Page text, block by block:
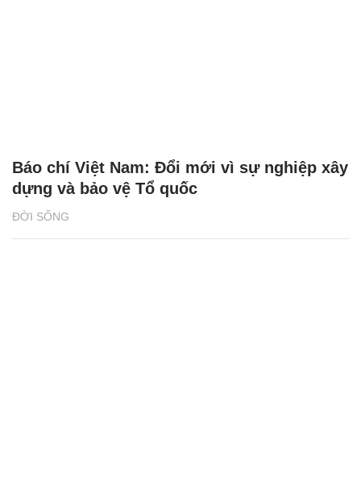
ĐỜI SỐNG
Báo chí Việt Nam: Đổi mới vì sự nghiệp xây
dựng và bảo vệ Tổ quốc